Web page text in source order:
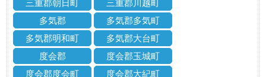
三重郡朝日町
三重郡川越町
多気郡
多気郡多気町
多気郡明和町
多気郡大台町
度会郡
度会郡玉城町
度会郡度会町
度会郡大紀町